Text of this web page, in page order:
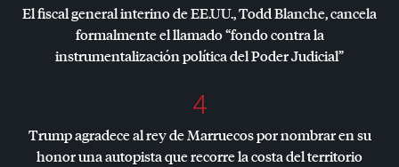
El fiscal general interino de EE.UU., Todd Blanche, cancela
formalmente el llamado “fondo contra la
instrumentalización política del Poder Judicial”
4
Trump agradece al rey de Marruecos por nombrar en su
honor una autopista que recorre la costa del territorio